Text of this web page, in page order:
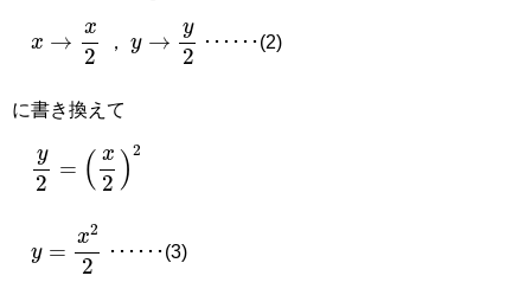
x → x2 ， y → y2 ･･････(2)
に書き換えて
y2 = x22
y =x 22 ･･････(3)